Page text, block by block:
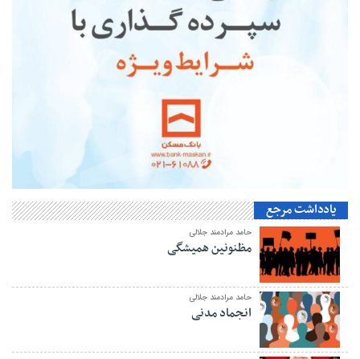
یادداشت مرجع
حامد مرادمند جلالی
مظنونین همیشگی
حامد مرادمند جلالی
انجماد مدنی